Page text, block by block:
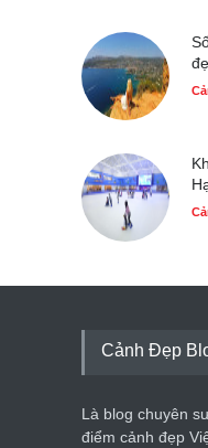
Cảnh Đẹp
Là blog chuyên
điểm cảnh đẹp